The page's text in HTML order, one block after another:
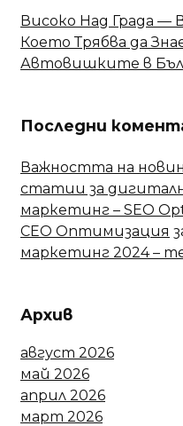
Високо Над Града —
Което Трябва да
Автовишките в
Последни
Важността на
статии за
маркетинг – SEO
СЕО Оптимизация
маркетинг 2024 –
Архив
август 2026
май 2026
април 2026
март 2026